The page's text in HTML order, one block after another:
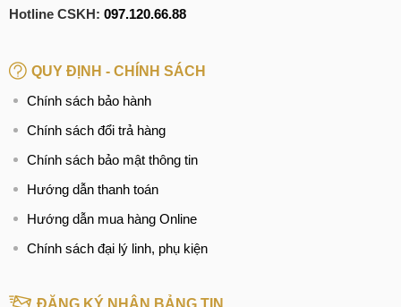
Hotline:037.437.9999
Hotline: 096.2222.398
CN 3:42 Phố Vọng, Hai Bà Trưng
Hotline:0338.424242
Hotline: 097.3333.602
Hotline CSKH: 097.120.66.88
QUY ĐỊNH - CHÍNH SÁCH
Chính sách bảo hành
Chính sách đổi trả hàng
Chính sách bảo mật thông tin
Hướng dẫn thanh toán
Hướng dẫn mua hàng Online
Chính sách đại lý linh, phụ kiện
ĐĂNG KÝ NHẬN BẢNG TIN